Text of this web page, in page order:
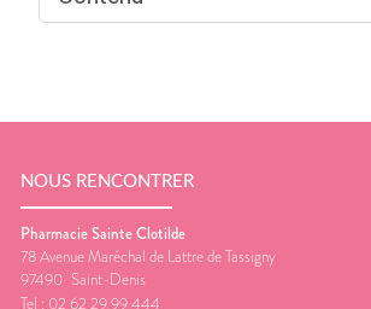
NOUS RENCONTRER
Pharmacie Sainte Clotilde
78 Avenue Maréchal de Lattre de Tassigny
97490 Saint-Denis
Tel : 02 62 29 99 444